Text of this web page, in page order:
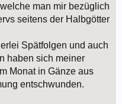
man mir bezüglich
seitens der Halbgötter
Spätfolgen und auch
haben sich meiner
Monat in Gänze aus
entschwunden.